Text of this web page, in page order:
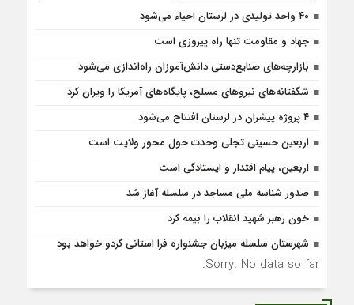
۴۰ واحد تولیدی در لرستان احیاء می‌شود
جهاد و مقاومت تنها راه پیروزی است
بازارچه‌های صنایع‌دستی دانش‌آموزان راه‌اندازی می‌شود
شگفتانه‌های نیروهای مسلح، پایگاه‌های آمریکا را ویران کرد
۴ پروژه پیشران در لرستان افتتاح می‌شود
اربعین حسینی تجلی وحدت حول محور ولایت است
اربعین، پیام اقتدار و ایستادگی است
صدور شناسه ملی مساجد در سلسله آغاز شد
خون رهبر شهید انقلاب را بیمه کرد
شهرستان سلسله میزبان جشنواره فرا استانی گردو خواهد بود
Sorry. No data so far.